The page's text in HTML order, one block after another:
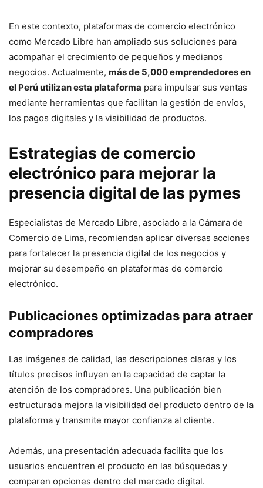
En este contexto, plataformas de comercio electrónico
como Mercado Libre han ampliado sus soluciones para
acompañar el crecimiento de pequeños y medianos
negocios. Actualmente, más de 5,000 emprendedores en
el Perú utilizan esta plataforma para impulsar sus ventas
mediante herramientas que facilitan la gestión de envíos,
los pagos digitales y la visibilidad de productos.
Estrategias de comercio
electrónico para mejorar la
presencia digital de las pymes
Especialistas de Mercado Libre, asociado a la Cámara de
Comercio de Lima, recomiendan aplicar diversas acciones
para fortalecer la presencia digital de los negocios y
mejorar su desempeño en plataformas de comercio
electrónico.
Publicaciones optimizadas para atraer
compradores
Las imágenes de calidad, las descripciones claras y los
títulos precisos influyen en la capacidad de captar la
atención de los compradores. Una publicación bien
estructurada mejora la visibilidad del producto dentro de la
plataforma y transmite mayor confianza al cliente.
Además, una presentación adecuada facilita que los
usuarios encuentren el producto en las búsquedas y
comparen opciones dentro del mercado digital.